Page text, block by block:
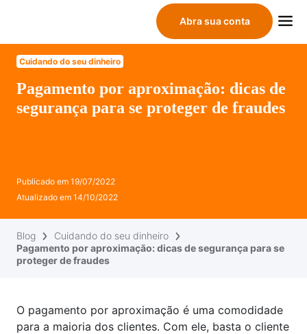
Abra sua conta
Cuidando do seu dinheiro
Pagamento por aproximação: dicas de
segurança para se proteger de fraudes
Publicado em 19/07/2022
Atualizado em 14/10/2022
Blog
Cuidando do seu dinheiro
Pagamento por aproximação: dicas de segurança para se
proteger de fraudes
O pagamento por aproximação é uma comodidade
para a maioria dos clientes. Com ele, basta o cliente